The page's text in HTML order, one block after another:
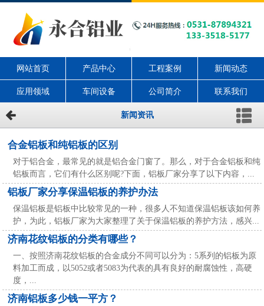
网站首页 产品中心 工程案例 新闻动态
应用领域 车间设备 公司简介 联系我们
新闻资讯
合金铝板和纯铝板的区别
对于铝合金，最常见的就是铝合金门窗了。那么，对于合金铝板和纯
铝板而言，它们有什么区别呢?下面，铝板厂家分享了以下内容，...
铝板厂家分享保温铝板的养护办法
保温铝板是铝板中比较常见的一种，很多人不知道保温铝板该如何养
护，为此，铝板厂家为大家整理了关于保温铝板的养护方法，感兴...
济南花纹铝板的分类有哪些？
一、按照济南花纹铝板的合金成分不同可以分为：5系列的铝板为原
料加工而成，以5052或者5083为代表的具有良好的耐腐蚀性，高硬
度，...
济南铝板多少钱一平方？